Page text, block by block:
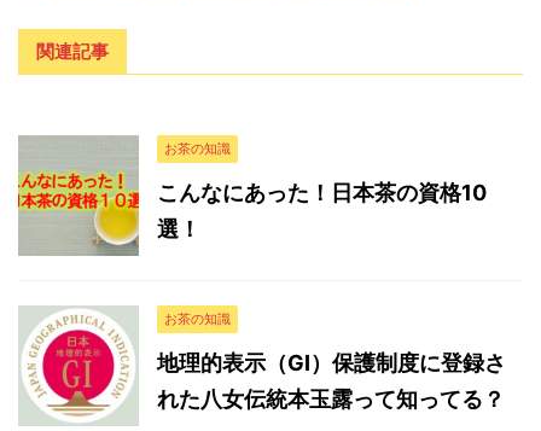
関連記事
お茶の知識
こんなにあった！日本茶の資格10
選！
お茶の知識
地理的表示（GI）保護制度に登録さ
れた八女伝統本玉露って知ってる？